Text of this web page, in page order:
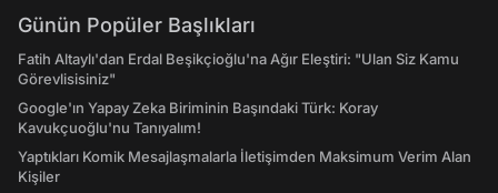
Günün Popüler Başlıkları
Fatih Altaylı'dan Erdal Beşikçioğlu'na Ağır Eleştiri: "Ulan Siz Kamu
Görevlisisiniz"
Google'ın Yapay Zeka Biriminin Başındaki Türk: Koray
Kavukçuoğlu'nu Tanıyalım!
Yaptıkları Komik Mesajlaşmalarla İletişimden Maksimum Verim Alan
Kişiler